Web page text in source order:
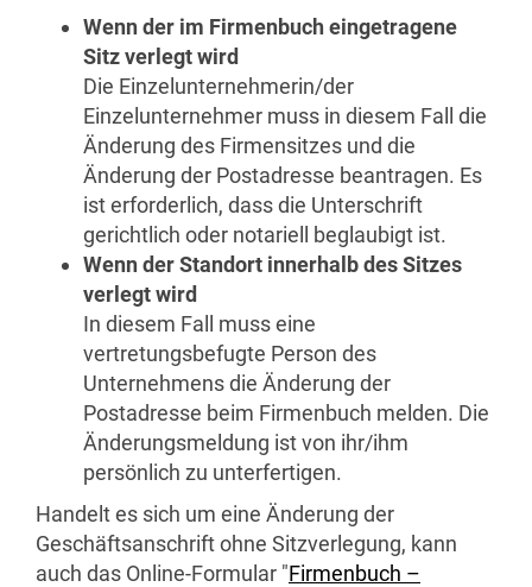
Wenn der im Firmenbuch eingetragene
Sitz verlegt wird
Die Einzelunternehmerin/der
Einzelunternehmer muss in diesem Fall die
Änderung des Firmensitzes und die
Änderung der Postadresse beantragen. Es
ist erforderlich, dass die Unterschrift
gerichtlich oder notariell beglaubigt ist.
Wenn der Standort innerhalb des Sitzes
verlegt wird
In diesem Fall muss eine
vertretungsbefugte Person des
Unternehmens die Änderung der
Postadresse beim Firmenbuch melden. Die
Änderungsmeldung ist von ihr/ihm
persönlich zu unterfertigen.
Handelt es sich um eine Änderung der
Geschäftsanschrift ohne Sitzverlegung, kann
auch das Online-Formular "Firmenbuch –